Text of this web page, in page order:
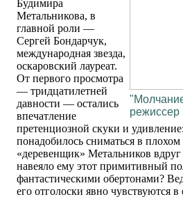
режиссер
Будимира
Метальникова, в
главной роли —
Сергей Бондарчук,
международная звезда,
оскаровский лауреат.
От первого просмотра
— тридцатилетней
давности — остались
впечатление
претенциозной скуки и
понадобилось сниматься в
«деревенщик» Метальников
навеяло ему этот примитивный
фантастическими обертонами?
его отголоски явно чувствуются в